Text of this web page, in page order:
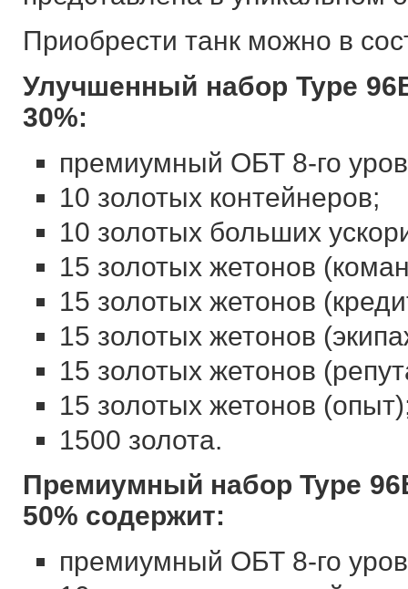
Приобрести танк можно в
Улучшенный набор Type
30%:
премиумный ОБТ 8-го
10 золотых контейнеров;
10 золотых больших
15 золотых жетонов
15 золотых жетонов
15 золотых жетонов
15 золотых жетонов
15 золотых жетонов
1500 золота.
Премиумный набор Type
50% содержит:
премиумный ОБТ 8-го